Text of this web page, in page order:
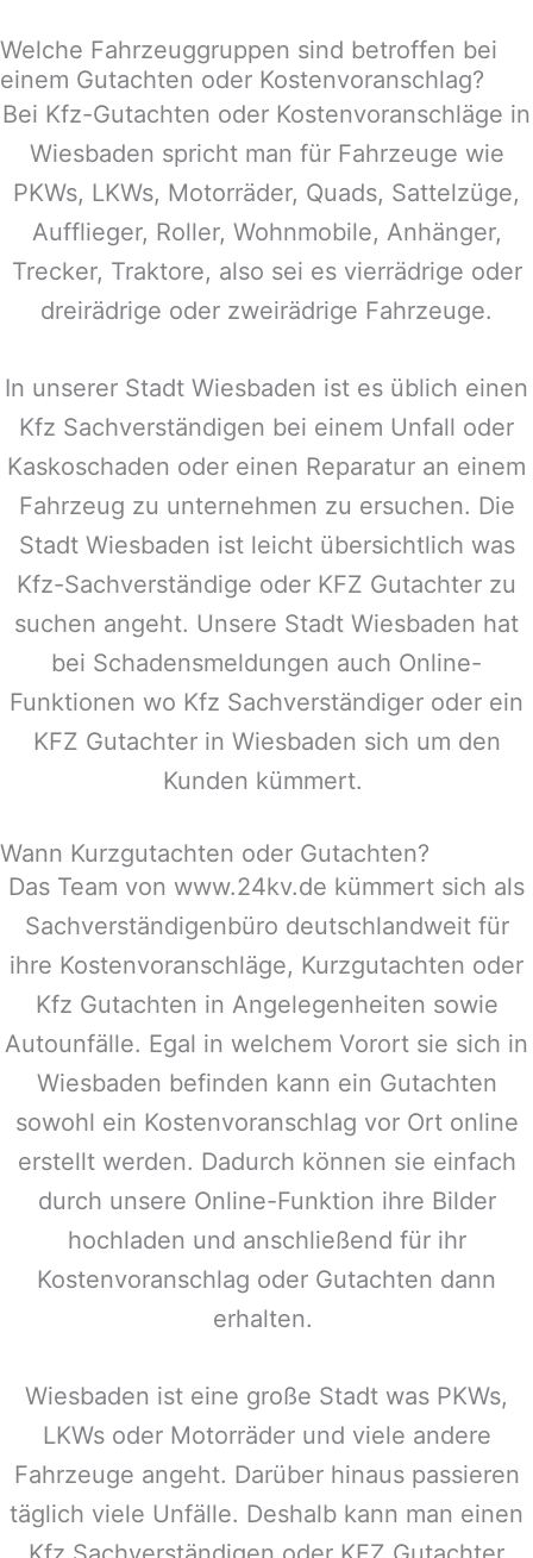
Welche Fahrzeuggruppen sind betroffen bei
einem Gutachten oder Kostenvoranschlag?
Bei Kfz-Gutachten oder Kostenvoranschläge in
Wiesbaden spricht man für Fahrzeuge wie
PKWs, LKWs, Motorräder, Quads, Sattelzüge,
Aufflieger, Roller, Wohnmobile, Anhänger,
Trecker, Traktore, also sei es vierrädrige oder
dreirädrige oder zweirädrige Fahrzeuge.
In unserer Stadt Wiesbaden ist es üblich einen
Kfz Sachverständigen bei einem Unfall oder
Kaskoschaden oder einen Reparatur an einem
Fahrzeug zu unternehmen zu ersuchen. Die
Stadt Wiesbaden ist leicht übersichtlich was
Kfz-Sachverständige oder KFZ Gutachter zu
suchen angeht. Unsere Stadt Wiesbaden hat
bei Schadensmeldungen auch Online-
Funktionen wo Kfz Sachverständiger oder ein
KFZ Gutachter in Wiesbaden sich um den
Kunden kümmert.
Wann Kurzgutachten oder Gutachten?
Das Team von www.24kv.de kümmert sich als
Sachverständigenbüro deutschlandweit für
ihre Kostenvoranschläge, Kurzgutachten oder
Kfz Gutachten in Angelegenheiten sowie
Autounfälle. Egal in welchem Vorort sie sich in
Wiesbaden befinden kann ein Gutachten
sowohl ein Kostenvoranschlag vor Ort online
erstellt werden. Dadurch können sie einfach
durch unsere Online-Funktion ihre Bilder
hochladen und anschließend für ihr
Kostenvoranschlag oder Gutachten dann
erhalten.
Wiesbaden ist eine große Stadt was PKWs,
LKWs oder Motorräder und viele andere
Fahrzeuge angeht. Darüber hinaus passieren
täglich viele Unfälle. Deshalb kann man einen